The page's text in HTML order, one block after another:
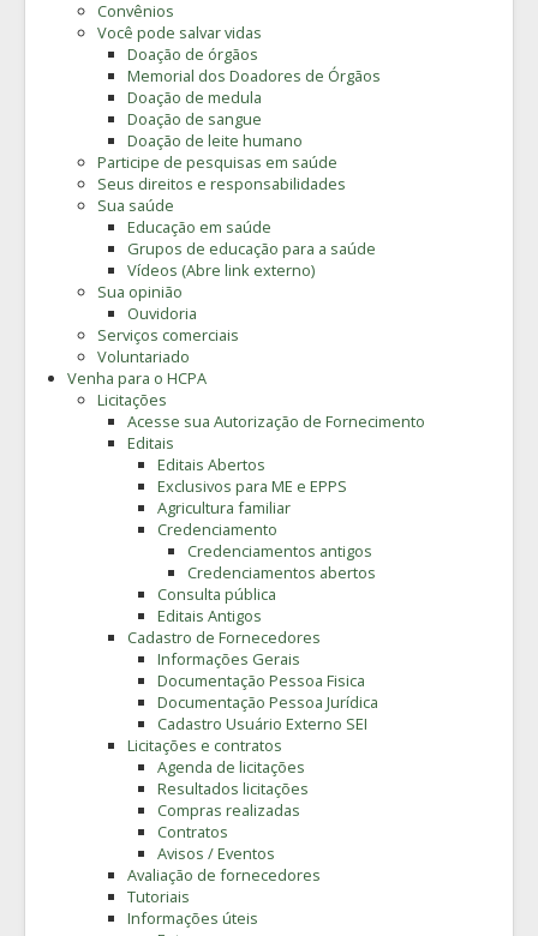
Convênios
Você pode salvar vidas
Doação de órgãos
Memorial dos Doadores de Órgãos
Doação de medula
Doação de sangue
Doação de leite humano
Participe de pesquisas em saúde
Seus direitos e responsabilidades
Sua saúde
Educação em saúde
Grupos de educação para a saúde
Vídeos (Abre link externo)
Sua opinião
Ouvidoria
Serviços comerciais
Voluntariado
Venha para o HCPA
Licitações
Acesse sua Autorização de Fornecimento
Editais
Editais Abertos
Exclusivos para ME e EPPS
Agricultura familiar
Credenciamento
Credenciamentos antigos
Credenciamentos abertos
Consulta pública
Editais Antigos
Cadastro de Fornecedores
Informações Gerais
Documentação Pessoa Fisica
Documentação Pessoa Jurídica
Cadastro Usuário Externo SEI
Licitações e contratos
Agenda de licitações
Resultados licitações
Compras realizadas
Contratos
Avisos / Eventos
Avaliação de fornecedores
Tutoriais
Informações úteis